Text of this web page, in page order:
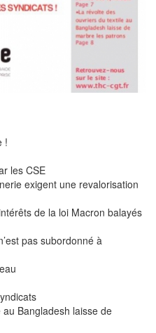
!
les CSE
exigent une revalorisation
de la loi Macron balayés
pas subordonné à
Bangladesh laisse de